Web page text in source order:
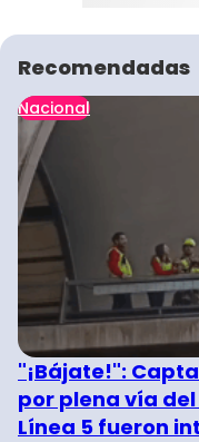
Recomendadas
Nacional
"¡Bájate!":
por plena vía
Línea 5 fueron